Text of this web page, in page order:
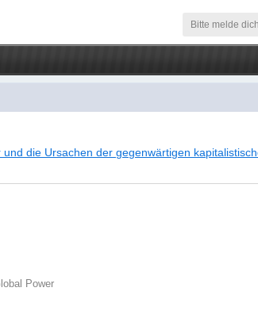
Bitte melde
die Ursachen der gegenwärtigen
Power